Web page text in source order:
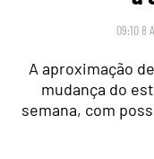
09:10 8
A aproximação
mudança do
semana, com